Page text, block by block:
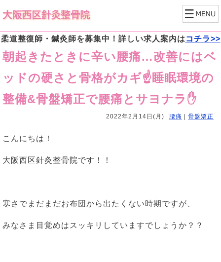
柔道整復師・鍼灸師を募集中！詳しい求人案内は コチラ>>
朝起きたときに辛い腰痛…改善にはベ
ッドの硬さと骨格がカギ☝睡眠環境の
整備&骨盤矯正で腰痛とサヨナラ✋
2022年2月14日(月) 腰痛 骨盤矯正
こんにちは！
大阪西区針灸整骨院です！！
寒さでまだまだお布団から出たくない時期ですが、
みなさま目覚めはスッキリしていますでしょうか？？